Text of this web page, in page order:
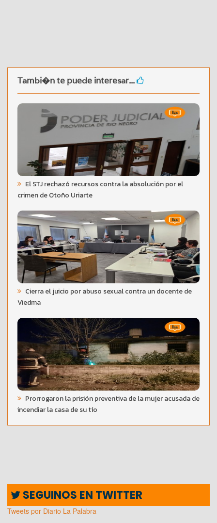
Tambi�n te puede interesar...
El STJ rechazó recursos contra la absolución por el
crimen de Otoño Uriarte
Cierra el juicio por abuso sexual contra un docente de
Viedma
Prorrogaron la prisión preventiva de la mujer acusada de
incendiar la casa de su tío
SEGUINOS EN TWITTER
Tweets por Diario La Palabra